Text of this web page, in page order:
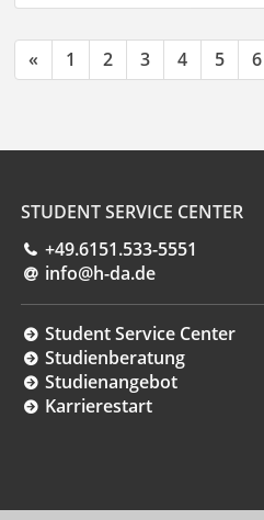
« 1 2 3 4 5 6
STUDENT SERVICE CENTER
+49.6151.533-5551
info@h-da.de
Student Service Center
Studienberatung
Studienangebot
Karrierestart